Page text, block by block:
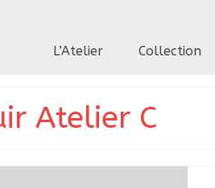
L’Atelier Collection
Atelier C